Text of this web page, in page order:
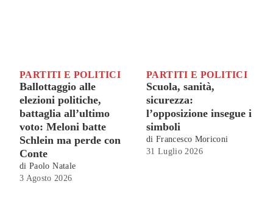
PARTITI E POLITICI
Ballottaggio alle
elezioni politiche,
battaglia all’ultimo
voto: Meloni batte
Schlein ma perde con
Conte
di Paolo Natale
3 Agosto 2026
PARTITI E POLITICI
Scuola, sanità,
sicurezza:
l’opposizione insegue i
simboli
di Francesco Moriconi
31 Luglio 2026